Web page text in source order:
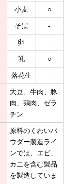
小麦 ○
そば -
卵 -
乳 ○
落花生 -
大豆、牛肉、豚
肉、鶏肉、ゼラ
チン
原料のくわいパ
ウダー製造ライ
ンでは、エビ、
カニを含む製品
を製造していま